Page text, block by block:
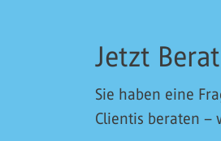
Jetzt
Sie haben eine
Clientis beraten –